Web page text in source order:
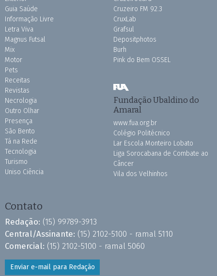
Guia Saúde
Informação Livre
Letra Viva
Magnus Futsal
Mix
Motor
Pets
Receitas
Revistas
Necrologia
Outro Olhar
Presença
São Bento
Tá na Rede
Tecnologia
Turismo
Uniso Ciência
Cruzeiro FM 92.3
CruxLab
Grafsul
Depositphotos
Burh
Pink do Bem OSSEL
Fundação Ubaldino do
Amaral
www.fua.org.br
Colégio Politécnico
Lar Escola Monteiro Lobato
Liga Sorocabana de Combate ao
Câncer
Vila dos Velhinhos
Contato
Redação: (15) 99789-3913
Central/Assinante: (15) 2102-5100 - ramal 5110
Comercial: (15) 2102-5100 - ramal 5060
Enviar e-mail para Redação